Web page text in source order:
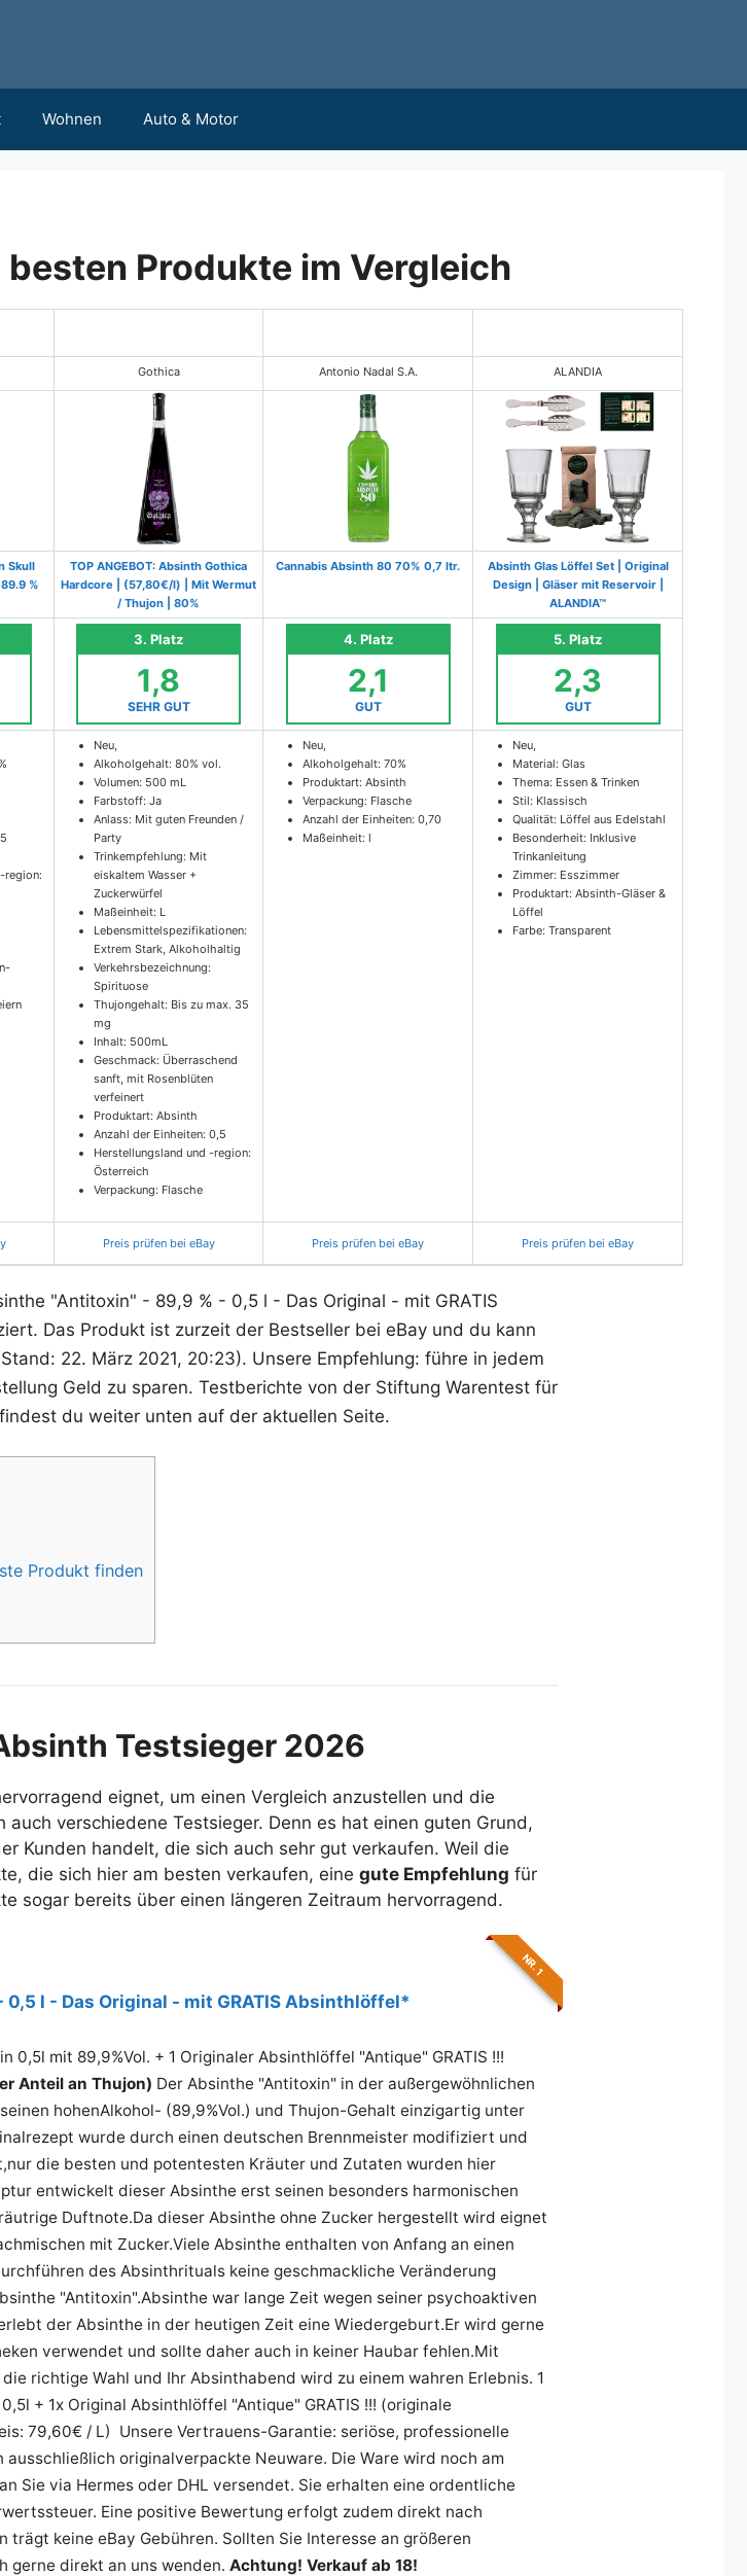
Wohnen Auto & Motor
Produkte im Vergleich
Gothica Antonio Nadal S.A. ALANDIA
Skull
%
TOP ANGEBOT: Absinth Gothica
Hardcore | (57,80€/l) | Mit Wermut
/ Thujon | 80%
Cannabis Absinth 80 70% 0,7 ltr.
Absinth Glas Löffel Set | Original
Design | Gläser mit Reservoir |
ALANDIA™
3. Platz
1,8
SEHR GUT
4. Platz
2,1
GUT
5. Platz
2,3
GUT
region:
Neu,
Alkoholgehalt: 80% vol.
Volumen: 500 mL
Farbstoff: Ja
Anlass: Mit guten Freunden /
Party
Trinkempfehlung: Mit
eiskaltem Wasser +
Zuckerwürfel
Maßeinheit: L
Lebensmittelspezifikationen:
Extrem Stark, Alkoholhaltig
Verkehrsbezeichnung:
Spirituose
Thujongehalt: Bis zu max. 35
mg
Inhalt: 500mL
Geschmack: Überraschend
sanft, mit Rosenblüten
verfeinert
Produktart: Absinth
Anzahl der Einheiten: 0,5
Herstellungsland und -region:
Österreich
Verpackung: Flasche
Neu,
Alkoholgehalt: 70%
Produktart: Absinth
Verpackung: Flasche
Anzahl der Einheiten: 0,70
Maßeinheit: l
Neu,
Material: Glas
Thema: Essen & Trinken
Stil: Klassisch
Qualität: Löffel aus Edelstahl
Besonderheit: Inklusive
Trinkanleitung
Zimmer: Esszimmer
Produktart: Absinth-Gläser &
Löffel
Farbe: Transparent
Preis prüfen bei eBay Preis prüfen bei eBay Preis prüfen bei eBay
"Antitoxin" - 89,9 % - 0,5 l - Das Original - mit GRATIS
Das Produkt ist zurzeit der Bestseller bei eBay und du kann
22. März 2021, 20:23). Unsere Empfehlung: führe in jedem
Geld zu sparen. Testberichte von der Stiftung Warentest für
du weiter unten auf der aktuellen Seite.
Produkt finden
Testsieger 2026
eignet, um einen Vergleich anzustellen und die
verschiedene Testsieger. Denn es hat einen guten Grund,
Kunden handelt, die sich auch sehr gut verkaufen. Weil die
die sich hier am besten verkaufen, eine gute Empfehlung für
sogar bereits über einen längeren Zeitraum hervorragend.
NR. 1
l - Das Original - mit GRATIS Absinthlöffel*
0,5l mit 89,9%Vol. + 1 Originaler Absinthlöffel "Antique" GRATIS !!!
Anteil an Thujon) Der Absinthe "Antitoxin" in der außergewöhnlichen
hohenAlkohol- (89,9%Vol.) und Thujon-Gehalt einzigartig unter
wurde durch einen deutschen Brennmeister modifiziert und
die besten und potentesten Kräuter und Zutaten wurden hier
entwickelt dieser Absinthe erst seinen besonders harmonischen
Duftnote.Da dieser Absinthe ohne Zucker hergestellt wird eignet
mit Zucker.Viele Absinthe enthalten von Anfang an einen
des Absinthrituals keine geschmackliche Veränderung
"Antitoxin".Absinthe war lange Zeit wegen seiner psychoaktiven
der Absinthe in der heutigen Zeit eine Wiedergeburt.Er wird gerne
verwendet und sollte daher auch in keiner Haubar fehlen.Mit
richtige Wahl und Ihr Absinthabend wird zu einem wahren Erlebnis. 1
+ 1x Original Absinthlöffel "Antique" GRATIS !!! (originale
79,60€ / L) Unsere Vertrauens-Garantie: seriöse, professionelle
originalverpackte Neuware. Die Ware wird noch am
Sie via Hermes oder DHL versendet. Sie erhalten eine ordentliche
Eine positive Bewertung erfolgt zudem direkt nach
trägt keine eBay Gebühren. Sollten Sie Interesse an größeren
gerne direkt an uns wenden. Achtung! Verkauf ab 18!